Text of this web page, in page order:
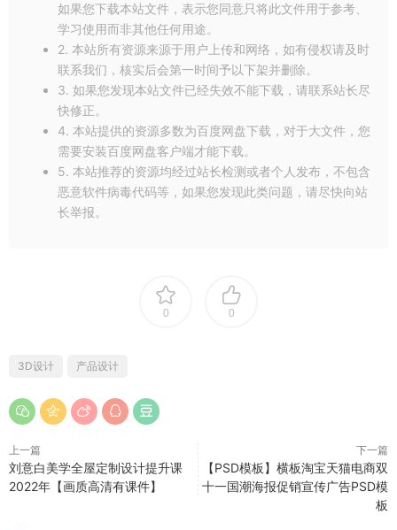
如果您下载本站文件，表示您同意只将此文件用于参考、
学习使用而非其他任何用途。
2. 本站所有资源来源于用户上传和网络，如有侵权请及时
联系我们，核实后会第一时间予以下架并删除。
3. 如果您发现本站文件已经失效不能下载，请联系站长尽
快修正。
4. 本站提供的资源多数为百度网盘下载，对于大文件，您
需要安装百度网盘客户端才能下载。
5. 本站推荐的资源均经过站长检测或者个人发布，不包含
恶意软件病毒代码等，如果您发现此类问题，请尽快向站
长举报。
0 0
3D设计 产品设计
上一篇
刘意白美学全屋定制设计提升课
2022年【画质高清有课件】
下一篇
【PSD模板】横板淘宝天猫电商双
十一国潮海报促销宣传广告PSD模
板